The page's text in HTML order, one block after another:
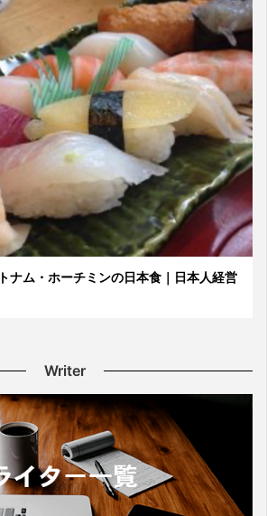
ナム・ホーチミンの日本食｜日本人経営
Writer